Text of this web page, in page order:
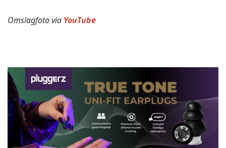
Omslagfoto via YouTube